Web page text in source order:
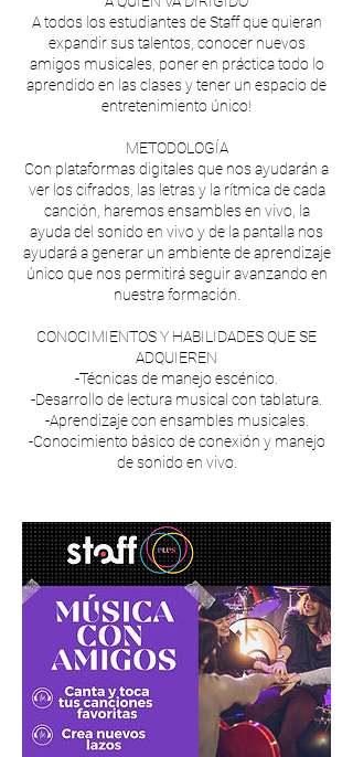
A todos los estudiantes de Staff que quieran
expandir sus talentos, conocer nuevos
amigos musicales, poner en práctica todo lo
aprendido en las clases y tener un espacio de
entretenimiento único!
METODOLOGÍA
Con plataformas digitales que nos ayudarán a
ver los cifrados, las letras y la rítmica de cada
canción, haremos ensambles en vivo, la
ayuda del sonido en vivo y de la pantalla nos
ayudará a generar un ambiente de aprendizaje
único que nos permitirá seguir avanzando en
nuestra formación.
CONOCIMIENTOS Y HABILIDADES QUE SE
ADQUIEREN
-Técnicas de manejo escénico.
-Desarrollo de lectura musical con tablatura.
-Aprendizaje con ensambles musicales.
-Conocimiento básico de conexión y manejo
de sonido en vivo.